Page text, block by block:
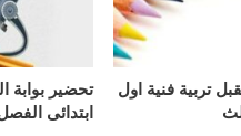
تربية فنية اول
تحضير بوابة
ابتدائى